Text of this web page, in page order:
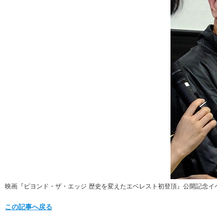
映画『ビヨンド・ザ・エッジ 歴史を変えたエベレスト初登頂』公開記念イ
この記事へ戻る